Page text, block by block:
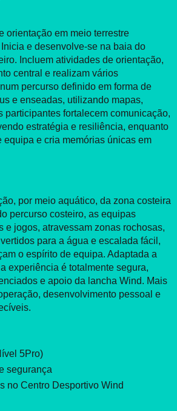
orientação em meio terrestre
e desenvolve-se na baia do
Incluem atividades de orientação,
central e realizam vários
percurso definido em forma de
e enseadas, utilizando mapas,
participantes fortalecem comunicação,
estratégia e resiliência, enquanto
e cria memórias únicas em
por meio aquático, da zona costeira
percurso costeiro, as equipas
e jogos, atravessam zonas rochosas,
para a água e escalada fácil,
o espírito de equipa. Adaptada a
experiência é totalmente segura,
e apoio da lancha Wind. Mais
desenvolvimento pessoal e
5Pro)
segurança
no Centro Desportivo Wind